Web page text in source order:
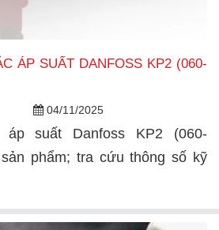
ÁP SUẤT DANFOSS KP2 (060-
04/11/2025
áp suất Danfoss KP2 (060-
phẩm; tra cứu thông số kỹ